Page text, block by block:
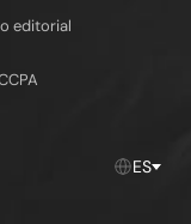
editorial
ES